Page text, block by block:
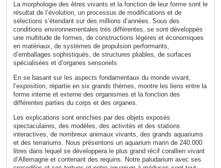
La morphologie des êtres vivants et la fonction de leur forme sont le
résultat de l’évolution, un processus de modifications et de
sélections s’étendant sur des millions d’années. Sous des
conditions environnementales très différentes, se sont développés
une multitude de formes, de constructions légères et économiques
en matériaux, de systèmes de propulsion performants,
d’emballages sophistiqués, de structures pliables, de surfaces
spécialisées et d’organes sensoriels.
En se basant sur les aspects fondamentaux du monde vivant,
l’exposition, répartie en six grands thèmes, montre les liens entre la
forme interne et externe des organismes et la fonction des
différentes parties du corps et des organes.
Les explications sont enrichies par des objets exposés
spectaculaires, des modèles, des activités et des stations
interactives, de nombreux animaux vivants, des grands aquariums
et des terrariums. Nous présentons un aquarium marin de 240.000
litres dans lequel se développera le plus grand récif corallien vivant
d’Allemagne et contenant des requins. Notre paludarium avec ses